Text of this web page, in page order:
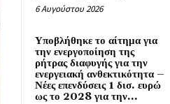
6 Αυγούστου 2026
Υποβλήθηκε το αίτημα για
την ενεργοποίηση της
ρήτρας διαφυγής για την
ενεργειακή ανθεκτικότητα –
Νέες επενδύσεις 1 δισ. ευρώ
ως το 2028 για την...